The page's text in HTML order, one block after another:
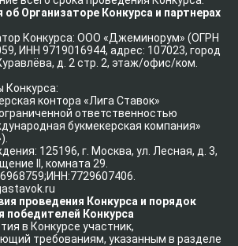
Организаторе Конкурса и партнерах
Конкурса: ООО «Джеминорум» (ОГРН
ИНН 9719016944, адрес: 107023, город
д. 2 стр. 2, этаж/офис/ком.
Конкурса:
контора «Лига Ставок»
ответственностью
букмекерская компания»
125196, г. Москва, ул. Лесная, д. 3,
II, комната 29.
проведения Конкурса и порядок
победителей Конкурса
в Конкурсе участник,
требованиям, указанным в разделе